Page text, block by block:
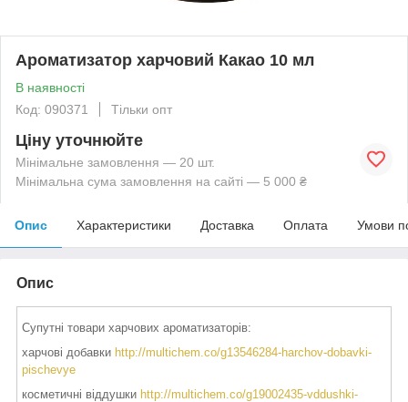
Ароматизатор харчовий Какао 10 мл
В наявності
Код: 090371
Тільки опт
Ціну уточнюйте
Мінімальне замовлення — 20 шт.
Мінімальна сума замовлення на сайті — 5 000 ₴
Опис Характеристики Доставка Оплата Умови
Опис
Супутні товари харчових ароматизаторів:
харчові добавки http://multichem.co/g13546284-harchov-dobavki-
pischevye
косметичні віддушки http://multichem.co/g19002435-vddushki-